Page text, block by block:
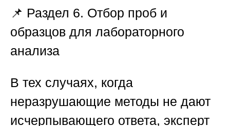
📌 Раздел 6. Отбор проб и
образцов для лабораторного
анализа
В тех случаях, когда
неразрушающие методы не дают
исчерпывающего ответа, эксперт